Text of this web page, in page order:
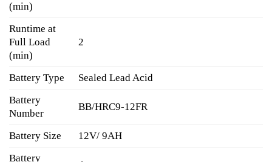
(min)
Runtime at
Full Load
(min)
2
Battery Type
Sealed Lead Acid
Battery
Number
BB/HRC9-12FR
Battery Size
12V/ 9AH
Battery